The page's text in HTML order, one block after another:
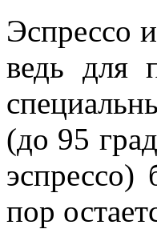
Эспрессо
ведь для
(до 95
эспрессо)
пор